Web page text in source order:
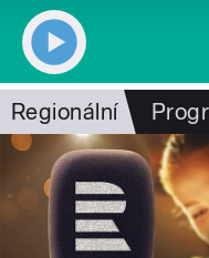
Regionální